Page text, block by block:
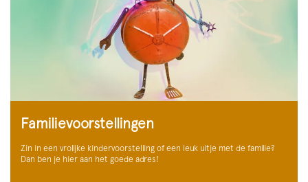
Familievoorstellingen
Zin in een vrolijke kindervoorstelling of een leuk uitje met de familie?
Dan ben je hier aan het goede adres!